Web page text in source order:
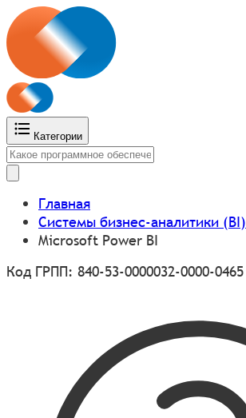
Категории
Главная
Системы бизнес-аналитики (BI)
Microsoft Power BI
Код ГРПП: 840-53-0000032-0000-0465